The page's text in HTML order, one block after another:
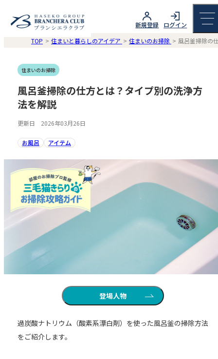
新規登録
ログイン
TOP
住まいと暮らしのアイデア 住まいのお掃除 風呂釜掃除の
住まいのお掃除
風呂釜掃除の仕方とは？タイプ別の洗浄方
法を解説
更新日 2026年03月26日
お風呂 アイテム
登場人物
過炭酸ナトリウム（酸素系漂白剤）を使った風呂釜の掃除方法
をご紹介します。